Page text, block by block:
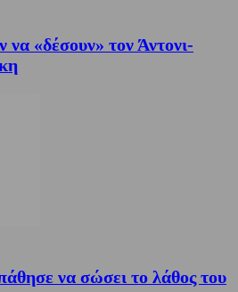
«δέσουν» τον Άντονι-
να σώσει το λάθος του